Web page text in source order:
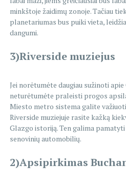
minkštoje žaidimų zonoje. Tačiau
planetariumas bus puiki vieta,
dangumi.
3)Riverside muziejus
Jei norėtumėte daugiau sužinoti
neturėtumėte praleisti progos
Miesto metro sistema galite
Riverside muziejuje rasite kažką
Glazgo istoriją. Ten galima
senovinių automobilių.
2)Apsipirkimas